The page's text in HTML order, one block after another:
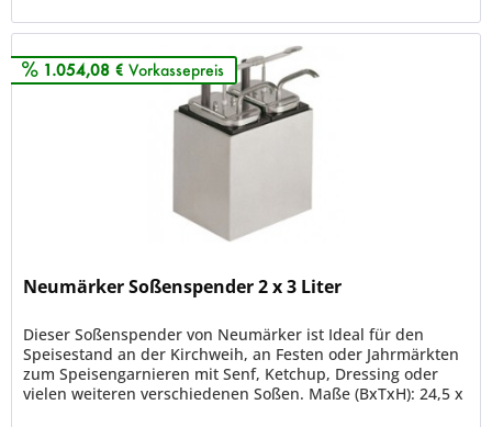
1.054,08 € Vorkassepreis
Neumärker Soßenspender 2 x 3 Liter
Dieser Soßenspender von Neumärker ist Ideal für den
Speisestand an der Kirchweih, an Festen oder Jahrmärkten
zum Speisengarnieren mit Senf, Ketchup, Dressing oder
vielen weiteren verschiedenen Soßen. Maße (BxTxH): 24,5 x